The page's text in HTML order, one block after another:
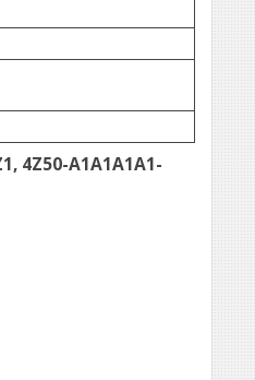
4Z50-A1A1A1A1-